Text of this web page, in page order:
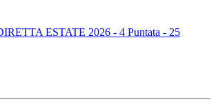
ESTATE 2026 - 4 Puntata - 25